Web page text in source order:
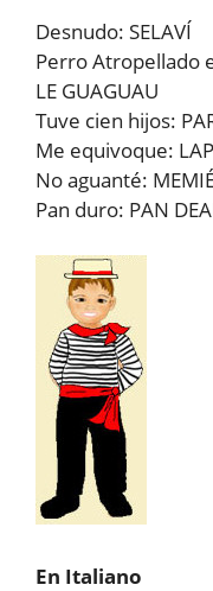
Desnudo: SELAVÍ
Perro Atropellado
LE GUAGUAU
Tuve cien hijos:
Me equivoque:
No aguanté:
Pan duro: PAN
En Italiano